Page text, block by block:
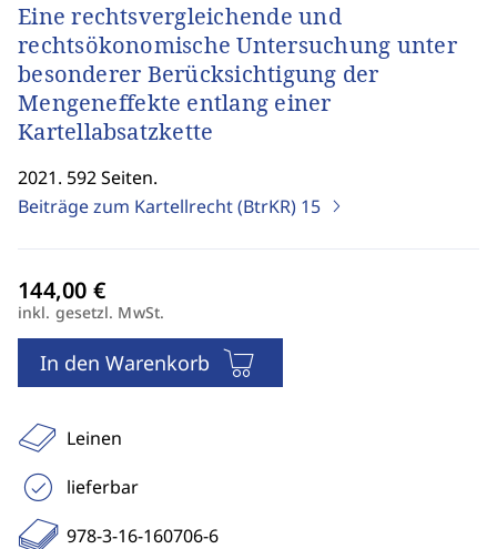
Eine rechtsvergleichende und
rechtsökonomische Untersuchung unter
besonderer Berücksichtigung der
Mengeneffekte entlang einer
Kartellabsatzkette
2021. 592 Seiten.
Beiträge zum Kartellrecht (BtrKR) 15
inkl. gesetzl. MwSt.
In den Warenkorb
Leinen
lieferbar
978-3-16-160706-6